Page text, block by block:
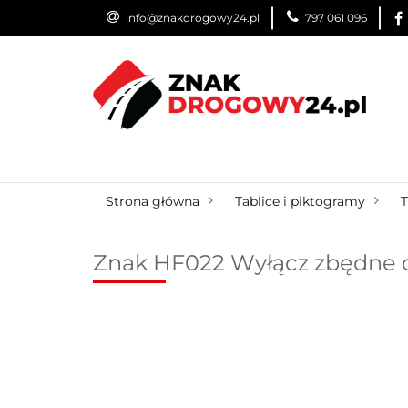
info@znakdrogowy24.pl 797 061 096
ZNAKI DROGOWE
Strona główna Tablice i piktogramy
Znak HF022 Wyłącz